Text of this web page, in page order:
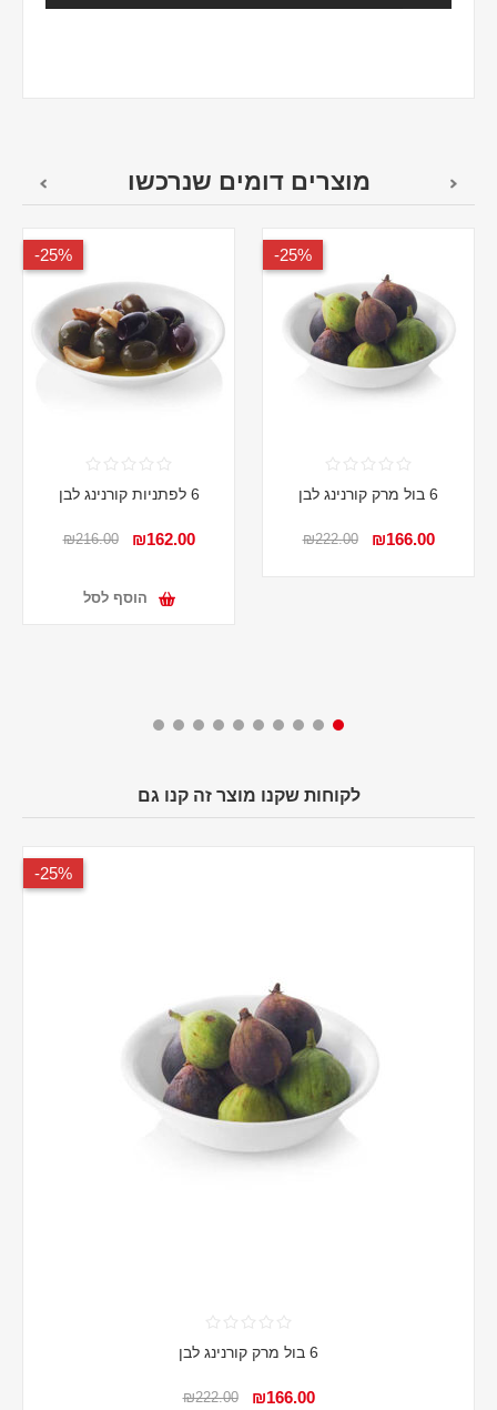
מוצרים דומים שנרכשו
25%-
6 בול מרק קורנינג לבן
₪166.00
₪222.00
25%-
6 לפתניות קורנינג לבן
₪162.00
₪216.00
הוסף לסל
לקוחות שקנו מוצר זה קנו גם
25%-
6 בול מרק קורנינג לבן
₪166.00
₪222.00